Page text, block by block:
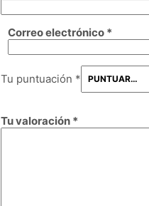
Correo electrónico *
Tu puntuación *
Tu valoración *